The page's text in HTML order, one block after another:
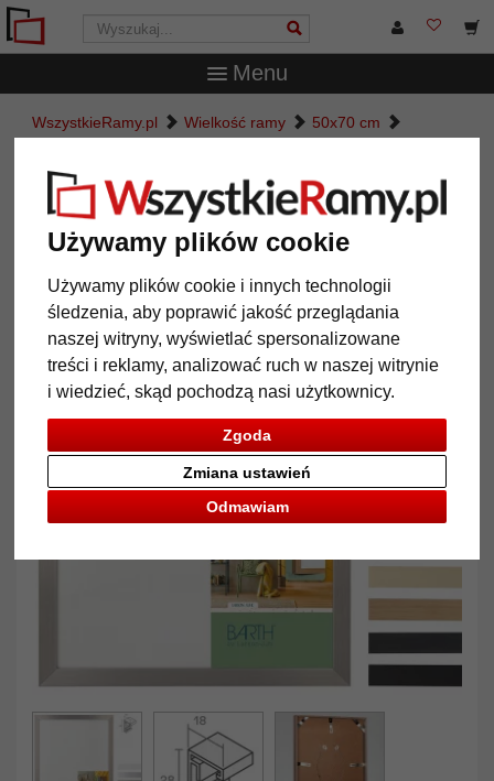
Używamy plików cookie
Używamy plików cookie i innych technologii
śledzenia, aby poprawić jakość przeglądania
naszej witryny, wyświetlać spersonalizowane
treści i reklamy, analizować ruch w naszej witrynie
i wiedzieć, skąd pochodzą nasi użytkownicy.
Zgoda
Odmawiam
Zmiana ustawień
Menu
WszystkieRamy.pl Wielkość ramy
50x70 cm
Aluminiowa rama gotowa seria
1828
Powrót